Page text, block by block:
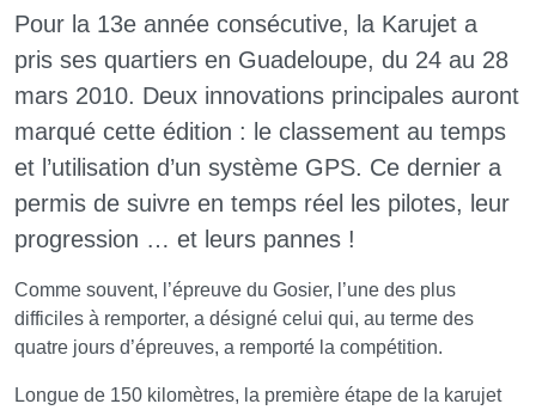
Pour la 13e année consécutive, la Karujet a
pris ses quartiers en Guadeloupe, du 24 au 28
mars 2010. Deux innovations principales auront
marqué cette édition : le classement au temps
et l’utilisation d’un système GPS. Ce dernier a
permis de suivre en temps réel les pilotes, leur
progression … et leurs pannes !
Comme souvent, l’épreuve du Gosier, l’une des plus
difficiles à remporter, a désigné celui qui, au terme des
quatre jours d’épreuves, a remporté la compétition.
Longue de 150 kilomètres, la première étape de la karujet